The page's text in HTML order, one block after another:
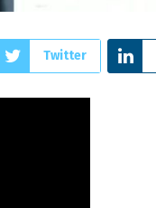
Twitter